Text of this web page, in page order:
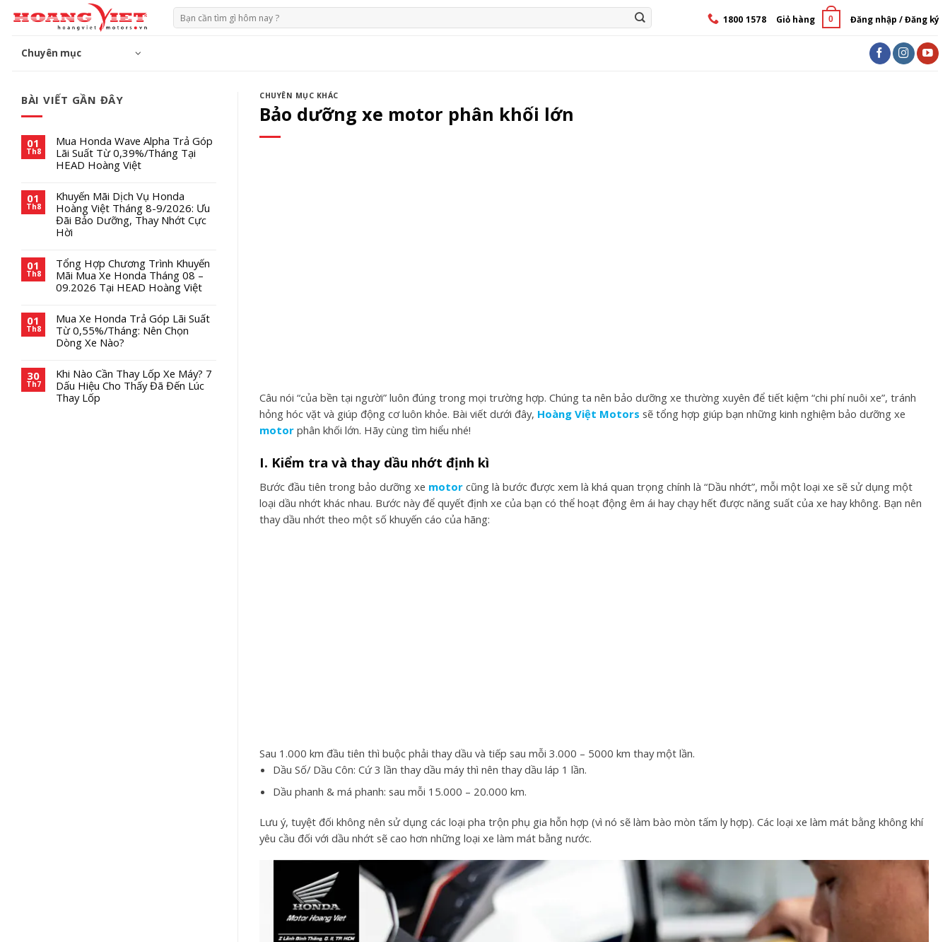
đến
Tìm
kiếm:
1800 1578 Giỏ hàng 0 Đăng nhập / Đăng ký
Chuyên mục
BÀI VIẾT GẦN ĐÂY
01
Th8
Mua Honda Wave Alpha Trả Góp
Lãi Suất Từ 0,39%/Tháng Tại
HEAD Hoàng Việt
01
Th8
Khuyến Mãi Dịch Vụ Honda
Hoàng Việt Tháng 8-9/2026: Ưu
Đãi Bảo Dưỡng, Thay Nhớt Cực
Hời
01
Th8
Tổng Hợp Chương Trình Khuyến
Mãi Mua Xe Honda Tháng 08 –
09.2026 Tại HEAD Hoàng Việt
01
Th8
Mua Xe Honda Trả Góp Lãi Suất
Từ 0,55%/Tháng: Nên Chọn
Dòng Xe Nào?
30
Th7
Khi Nào Cần Thay Lốp Xe Máy? 7
Dấu Hiệu Cho Thấy Đã Đến Lúc
Thay Lốp
CHUYÊN MỤC KHÁC
Bảo dưỡng xe motor phân khối lớn
Câu nói “của bền tại người” luôn đúng trong mọi trường hợp. Chúng ta nên bảo dưỡng xe thường xuyên để tiết kiệm “chi phí nuôi xe”, tránh
hỏng hóc vặt và giúp động cơ luôn khỏe. Bài viết dưới đây, Hoàng Việt Motors sẽ tổng hợp giúp bạn những kinh nghiệm bảo dưỡng xe
motor phân khối lớn. Hãy cùng tìm hiểu nhé!
I. Kiểm tra và thay dầu nhớt định kì
Bước đầu tiên trong bảo dưỡng xe motor cũng là bước được xem là khá quan trọng chính là “Dầu nhớt”, mỗi một loại xe sẽ sử dụng một
loại dầu nhớt khác nhau. Bước này để quyết định xe của bạn có thể hoạt động êm ái hay chạy hết được năng suất của xe hay không. Bạn nên
thay dầu nhớt theo một số khuyến cáo của hãng:
Sau 1.000 km đầu tiên thì buộc phải thay dầu và tiếp sau mỗi 3.000 – 5000 km thay một lần.
Dầu Số/ Dầu Côn: Cứ 3 lần thay dầu máy thì nên thay dầu láp 1 lần.
Dầu phanh & má phanh: sau mỗi 15.000 – 20.000 km.
Lưu ý, tuyệt đối không nên sử dụng các loại pha trộn phụ gia hỗn hợp (vì nó sẽ làm bào mòn tấm ly hợp). Các loại xe làm mát bằng không khí
yêu cầu đối với dầu nhớt sẽ cao hơn những loại xe làm mát bằng nước.